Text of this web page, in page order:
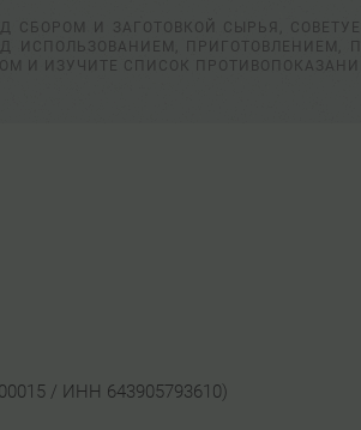
СБОРОМ И ЗАГОТОВКОЙ СЫРЬЯ,
ИСПОЛЬЗОВАНИЕМ, ПРИГОТОВЛЕНИЕМ,
И ИЗУЧИТЕ СПИСОК
/ ИНН 643905793610)